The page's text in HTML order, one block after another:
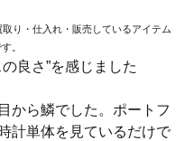
り・仕入れ・販売しているアイテム
。
良さ”を感じました
から鱗でした。ポートフ
計単体を見ているだけで